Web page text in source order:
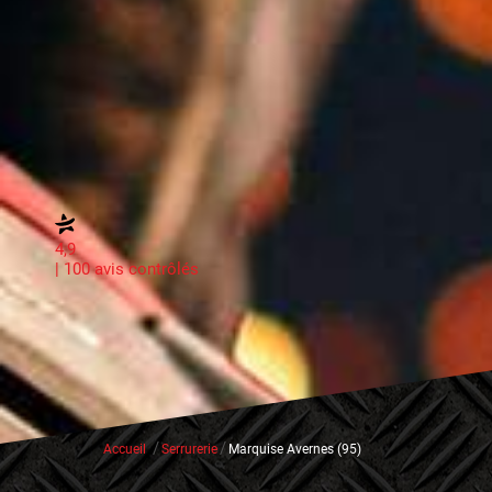
4,9
| 100 avis contrôlés
Accueil/Serrurerie/Marquise Avernes (95)